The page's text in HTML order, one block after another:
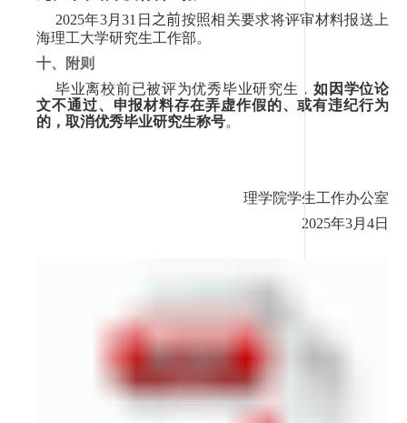
2025年3月31 日 之前按照相关要求将评审材料报送上
海理工大学研究生工作部。
十、附则
毕业离校前已被评为优秀毕业研究生，如因学位论
文不通过、申报材料存在弄虚作假的、或有违纪行为
的，取消优秀毕业研究生称号。
理学院学生工作办公室
2025年3月 4日